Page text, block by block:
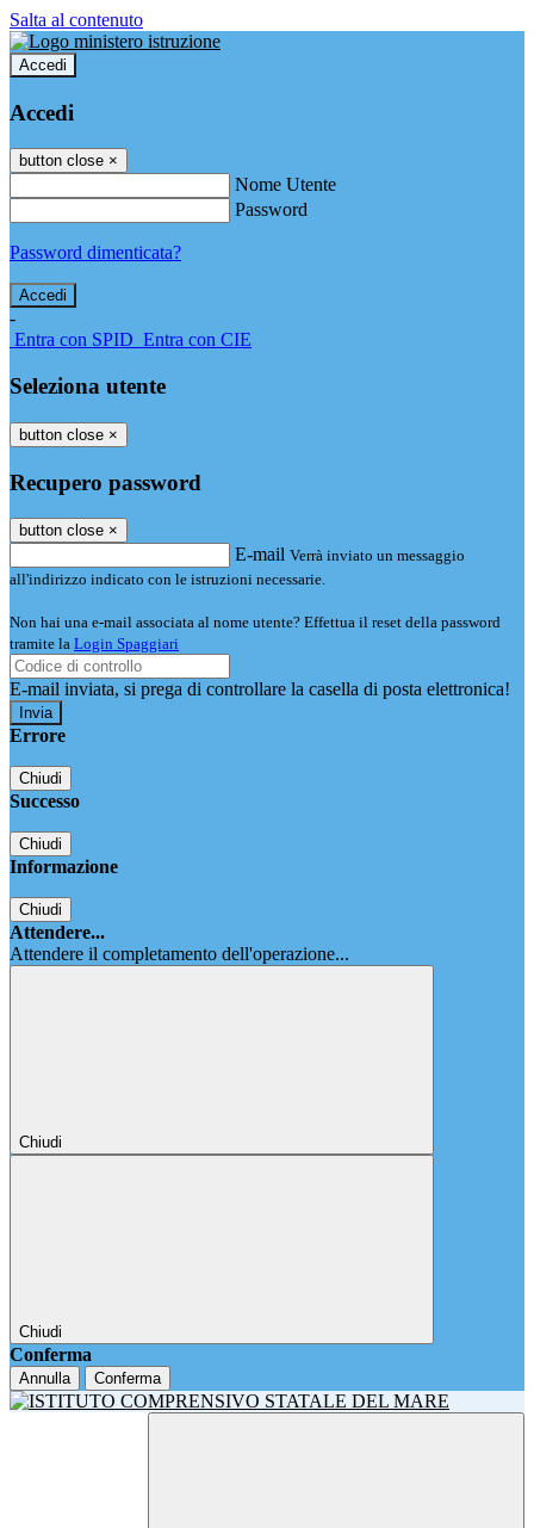
Salta al contenuto
Accedi
Accedi
button close ×
Nome Utente
Password
Password dimenticata?
-
Entra con SPID Entra con CIE
Seleziona utente
button close ×
Recupero password
button close ×
E-mail Verrà inviato un messaggio
all'indirizzo indicato con le istruzioni necessarie.
Non hai una e-mail associata al nome utente? Effettua il reset della password
tramite la Login Spaggiari
E-mail inviata, si prega di controllare la casella di posta elettronica!
Errore
Chiudi
Successo
Chiudi
Informazione
Chiudi
Attendere...
Attendere il completamento dell'operazione...
Chiudi
Chiudi
Conferma
Annulla Conferma